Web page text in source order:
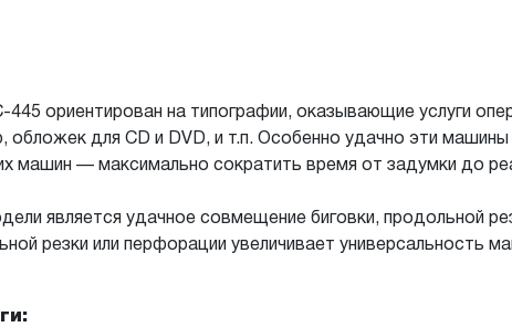
ориентирован на типографии, оказывающие услуги
обложек для CD и DVD, и т.п. Особенно удачно эти
машин — максимально сократить время от задумки до
является удачное совмещение биговки, продольной
резки или перфорации увеличивает универсальность